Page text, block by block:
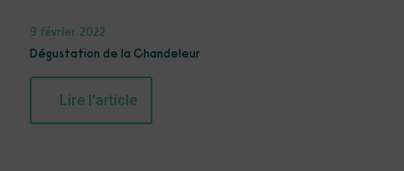
9 février 2022
Dégustation de la Chandeleur
Lire l'article